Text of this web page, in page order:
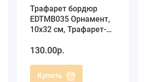
Трафарет бордюр
EDTMB035 Орнамент,
10х32 см, Трафарет-
130.00р.
Купить